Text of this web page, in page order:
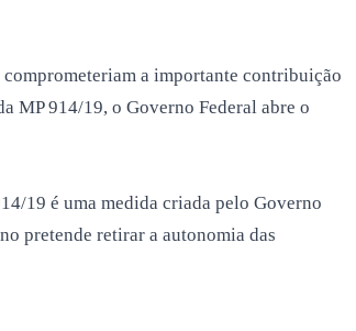
a importante contribuição
MP 914/19, o Governo Federal abre o
19 é uma medida criada pelo Governo
pretende retirar a autonomia das